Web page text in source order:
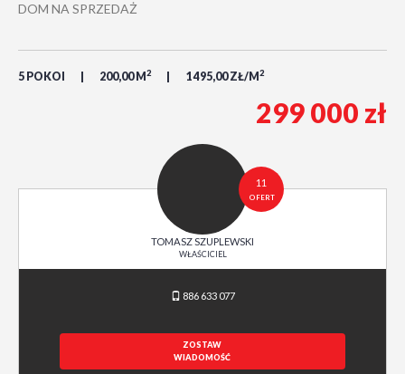
DOM NA SPRZEDAŻ
5 POKOI 200,00 M 2 1 495,00 ZŁ/M 2
299 000 zł
11
OFERT
TOMASZ SZUPLEWSKI
WŁAŚCICIEL
886 633 077
ZOSTAW
WIADOMOŚĆ